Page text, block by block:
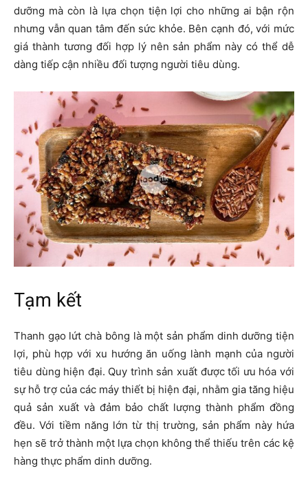
dưỡng mà còn là lựa chọn tiện lợi cho những ai bận rộn
nhưng vẫn quan tâm đến sức khỏe. Bên cạnh đó, với mức
giá thành tương đối hợp lý nên sản phẩm này có thể dễ
dàng tiếp cận nhiều đối tượng người tiêu dùng.
Tạm kết
Thanh gạo lứt chà bông là một sản phẩm dinh dưỡng tiện
lợi, phù hợp với xu hướng ăn uống lành mạnh của người
tiêu dùng hiện đại. Quy trình sản xuất được tối ưu hóa với
sự hỗ trợ của các máy thiết bị hiện đại, nhằm gia tăng hiệu
quả sản xuất và đảm bảo chất lượng thành phẩm đồng
đều. Với tiềm năng lớn từ thị trường, sản phẩm này hứa
hẹn sẽ trở thành một lựa chọn không thể thiếu trên các kệ
hàng thực phẩm dinh dưỡng.